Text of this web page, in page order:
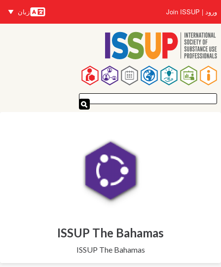
به
محتوای
اصلی
ورود Join ISSUP
زبان‌ها
زبان
پیمایدنۀ
اصلی
ISSUP The Bahamas
ISSUP The Bahamas